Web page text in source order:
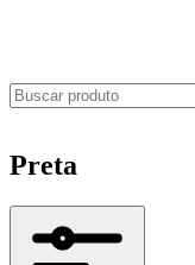
Preta